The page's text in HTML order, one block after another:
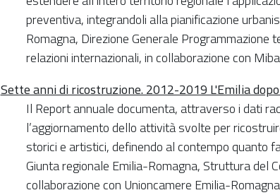
preventiva, integrandoli alla pianificazione
Romagna, Direzione Generale Programmazione
relazioni internazionali, in collaborazione con
Sette anni di ricostruzione. 2012-2019 L'Emilia
Il Report annuale documenta, attraverso i dati
l’aggiornamento dello attività svolte per
storici e artistici, definendo al contempo quanto
Giunta regionale Emilia-Romagna, Struttura del
collaborazione con Unioncamere Emilia-